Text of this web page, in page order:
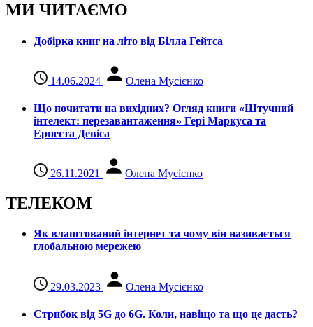
МИ ЧИТАЄМО
Добірка книг на літо від Білла Гейтса
14.06.2024 Олена Мусієнко
Що почитати на вихідних? Огляд книги «Штучний
інтелект: перезавантаження» Гері Маркуса та
Ернеста Девіса
26.11.2021 Олена Мусієнко
ТЕЛЕКОМ
Як влаштований інтернет та чому він називається
глобальною мережею
29.03.2023 Олена Мусієнко
Стрибок від 5G до 6G. Коли, навіщо та що це даcть?